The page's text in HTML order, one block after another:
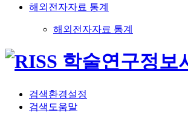
해외전자자료 통계
해외전자자료 통계
검색환경설정
검색도움말